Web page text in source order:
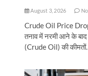
August 3, 2026
Crude Oil Price
तनाव में नरमी आने के
(Crude Oil) की